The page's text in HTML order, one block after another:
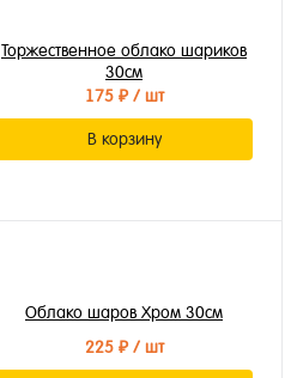
Торжественное облако шариков
30см
175 ₽/ шт
В корзину
Облако шаров Хром 30см
225 ₽/ шт